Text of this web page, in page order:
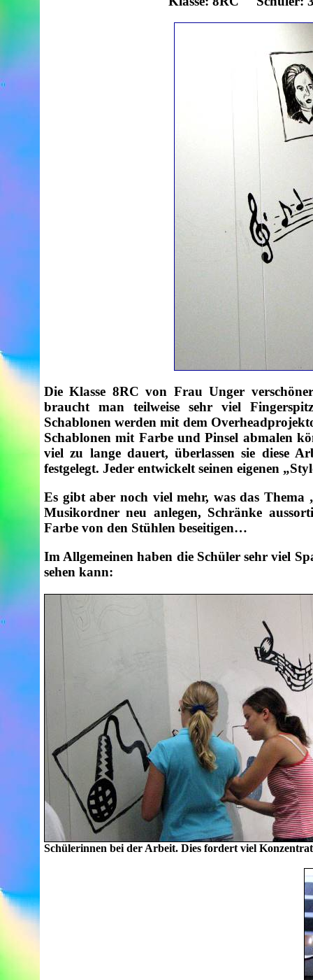
Die Klasse 8RC von Frau Unger
braucht man teilweise sehr viel
Schablonen werden mit dem
Schablonen mit Farbe und Pinsel abmalen
viel zu lange dauert, überlassen sie diese
festgelegt. Jeder entwickelt seinen eigenen
Es gibt aber noch viel mehr, was das Thema
Musikordner neu anlegen, Schränke
Farbe von den Stühlen beseitigen…
Im Allgemeinen haben die Schüler sehr viel
sehen kann:
Schülerinnen bei der Arbeit. Dies fordert viel